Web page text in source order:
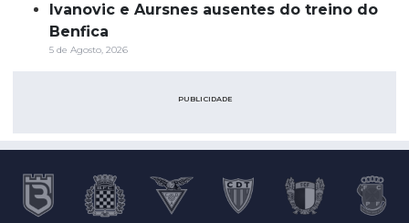
Ivanovic e Aursnes ausentes do treino do
Benfica
5 de Agosto, 2026
PUBLICIDADE